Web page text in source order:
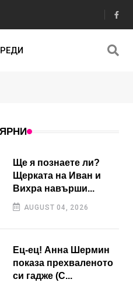
Ще я познаете ли?
Щерката на Иван и
Вихра навърши...
AUGUST 04, 2026
Ец-ец! Анна Шермин
показа прехваленото
си гадже (С...